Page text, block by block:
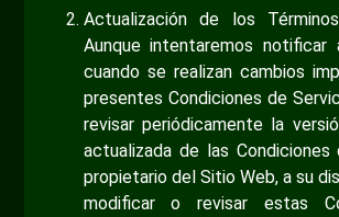
Actualización de los
Aunque intentaremos
cuando se realizan cambios
presentes Condiciones de
revisar periódicamente la
actualizada de las
propietario del Sitio Web, a su
modificar o revisar estas